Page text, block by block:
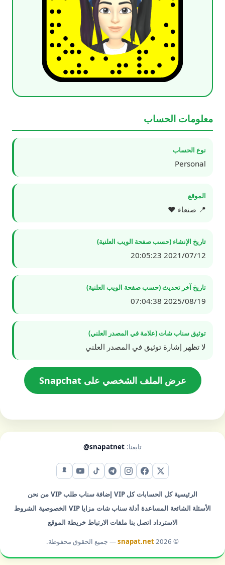
معلومات الحساب
نوع الحساب
Personal
الموقع
📍 صنعاء ❤️
تاريخ الإنشاء (حسب صفحة الويب العلنية)
2021/07/12 20:05:23
تاريخ آخر تحديث (حسب صفحة الويب العلنية)
2025/08/19 07:04:38
توثيق سناب شات (علامة في المصدر العلني)
لا تظهر إشارة توثيق في المصدر العلني
عرض الملف الشخصي على Snapchat
تابعنا: @snapatnet
X (تويتر) فيس بوكإنستقرامتيليجرامتيك توكيوتيوبسناب شات
الرئيسية كل الحسابات كل VIP إضافة سناب طلب VIP
من نحن
الأسئلة الشائعة المساعدة أدلة سناب شات مزايا VIP الخصوصية الشروط
الاسترداد اتصل بنا ملفات الارتباط خريطة الموقع
© 2026
snapat.net— جميع الحقوق محفوظة.